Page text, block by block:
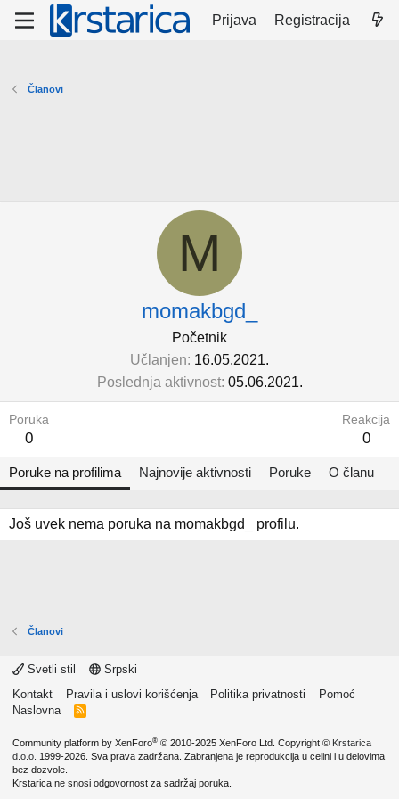
Prijava Registracija
Članovi
M
momakbgd_
Početnik
Učlanjen 16.05.2021.
Poslednja aktivnost 05.06.2021.
Poruka
0
Reakcija
0
Poruke na profilima Najnovije aktivnosti Poruke O članu
Još uvek nema poruka na momakbgd_ profilu.
Članovi
Svetli stil
Srpski
Kontakt
Pravila i uslovi korišćenja Politika privatnosti
Pomoć
Naslovna
R
Community platform by XenForo® © 2010-2025 XenForo Ltd. Copyright © Krstarica
d.o.o. 1999-2026. Sva prava zadržana. Zabranjena je reprodukcija u celini i u delovima
bez dozvole.
Krstarica ne snosi odgovornost za sadržaj poruka.